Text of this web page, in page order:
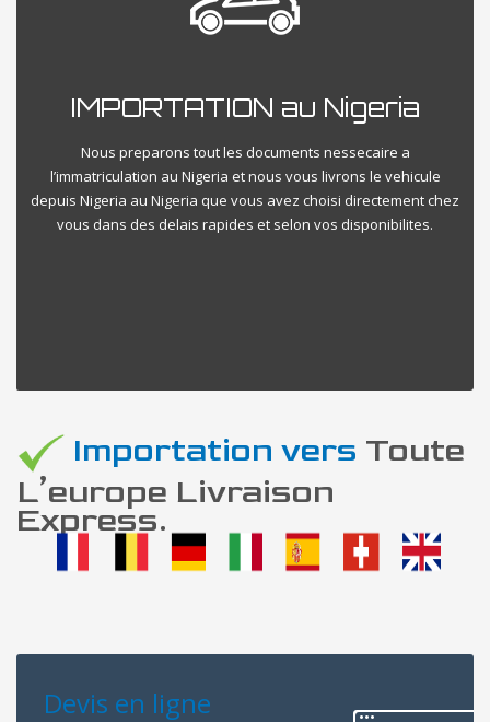
IMPORTATION au Nigeria
Nous preparons tout les documents nessecaire a
l’immatriculation au Nigeria et nous vous livrons le vehicule
depuis Nigeria au Nigeria que vous avez choisi directement chez
vous dans des delais rapides et selon vos disponibilites.
Importation vers Toute
L’europe Livraison
Express.
Devis en ligne